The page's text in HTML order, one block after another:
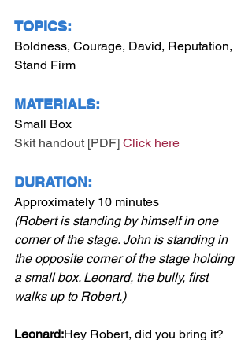
TOPICS:
Boldness, Courage, David, Reputation,
Stand Firm
MATERIALS:
Small Box
Skit handout [PDF] Click here
DURATION:
Approximately 10 minutes
(Robert is standing by himself in one
corner of the stage. John is standing in
the opposite corner of the stage holding
a small box. Leonard, the bully, first
walks up to Robert.)
Leonard:Hey Robert, did you bring it?